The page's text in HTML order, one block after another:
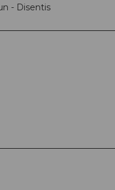
- Disentis